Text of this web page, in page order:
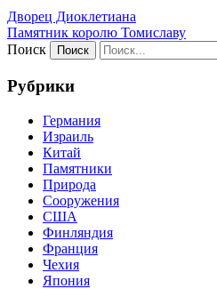
Дворец Диоклетиана
Памятник королю Томиславу
Поиск
Рубрики
Германия
Израиль
Китай
Памятники
Природа
Сооружения
США
Финляндия
Франция
Чехия
Япония